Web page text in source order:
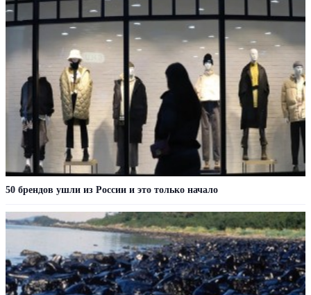
50 брендов ушли из России и это только начало